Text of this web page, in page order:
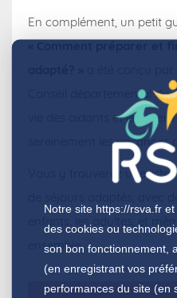
En complément, un petit
a été conçu
Conseil départemental du
vie des aidants et leur
sereinement les vacances
Vous y trouverez une liste
ensemble.
Notre site https://rsva.fret
des cookies ou
son bon fonctionnement,
(en enregistrant vos
performances du site (en